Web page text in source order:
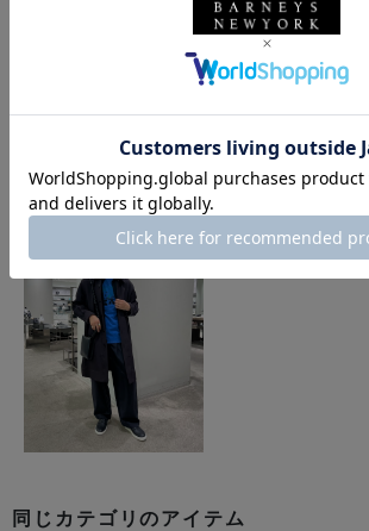
このアイテムを使用したスタイリン
同じカテゴリのアイテム